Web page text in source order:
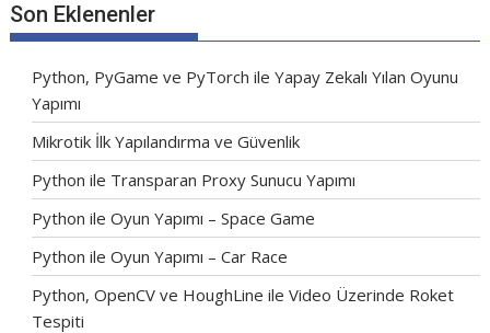
Son Eklenenler
Python, PyGame ve PyTorch ile Yapay Zekalı Yılan Oyunu
Yapımı
Mikrotik İlk Yapılandırma ve Güvenlik
Python ile Transparan Proxy Sunucu Yapımı
Python ile Oyun Yapımı – Space Game
Python ile Oyun Yapımı – Car Race
Python, OpenCV ve HoughLine ile Video Üzerinde Roket
Tespiti